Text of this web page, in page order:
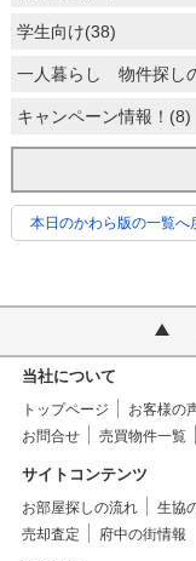
学生向け(38)
一人暮らし 物件探し
キャンペーン情報！(8)
本日のかわら版の一覧へ
当社について
トップページ お客様の
お問合せ
売買物件一覧
サイトコンテンツ
お部屋探しの流れ 生協
売却査定
府中の街情報